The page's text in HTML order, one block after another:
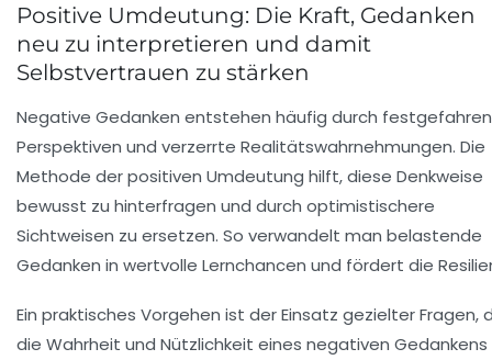
Positive Umdeutung: Die Kraft, Gedanken
neu zu interpretieren und damit
Selbstvertrauen zu stärken
Negative Gedanken entstehen häufig durch
Perspektiven und verzerrte Realitätswahrnehmungen. Die
Methode derpositiven Umdeutung hilft, diese Denkweise
bewusst zu hinterfragen und durch optimistischere
Sichtweisen zu ersetzen. So verwandelt man belastende
Gedanken in wertvolle Lernchancen und fördert die
Ein praktisches Vorgehen ist der Einsatz gezielter Fragen,
die Wahrheit und Nützlichkeit eines negativen Gedankens